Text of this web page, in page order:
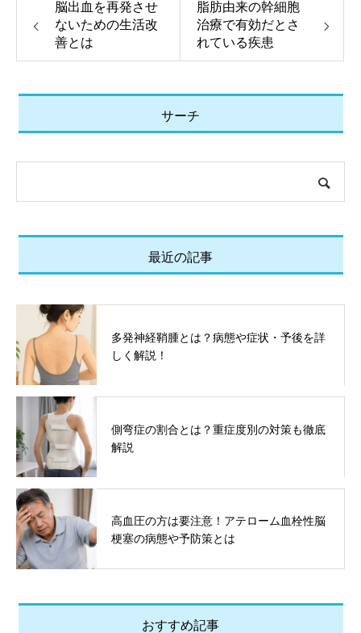
脳出血を再発させ
ないための生活改
善とは
脂肪由来の幹細胞
治療で有効だとさ
れている疾患
サーチ
最近の記事
多発神経鞘腫とは？病態や症状・予後を詳
しく解説！
側弯症の割合とは？重症度別の対策も徹底
解説
高血圧の方は要注意！アテローム血栓性脳
梗塞の病態や予防策とは
おすすめ記事